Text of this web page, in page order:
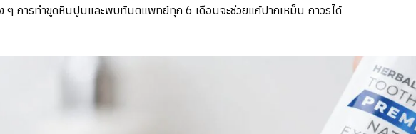
ๆ การทำขูดหินปูนและพบทันตแพทย์ทุก 6 เดือนจะช่วยแก้ปากเหม็น ถาวรได้